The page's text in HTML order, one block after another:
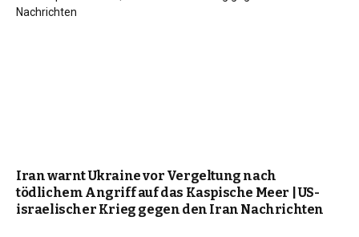
Iran warnt Ukraine vor Vergeltung nach
tödlichem Angriff auf das Kaspische Meer | US-
israelischer Krieg gegen den Iran Nachrichten